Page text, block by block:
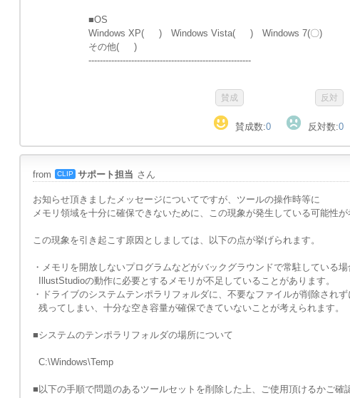
■OS
Windows XP( ) Windows Vista( ) Windows 7(〇)
その他( )
---------------------------------------------------------
賛成数:0 反対数:0
from CLIP サポート担当 さん
お知らせ頂きましたメッセージについてですが、ツールの操作時等に
メモリ領域を十分に確保できないために、この現象が発生している可能性
この現象を引き起こす原因としましては、以下の点が挙げられます。
・メモリを開放しないプログラムなどがバックグラウンドで常駐している場
IllustStudioの動作に必要とするメモリが不足していることがあります。
・ドライブのシステムテンポラリフォルダに、不要なファイルが削除されず
残ってしまい、十分な空き容量が確保できていないことが考えられます。
■システムのテンポラリフォルダの場所について
C:\Windows\Temp
■以下の手順で問題のあるツールセットを削除した上、ご使用頂けるかご確